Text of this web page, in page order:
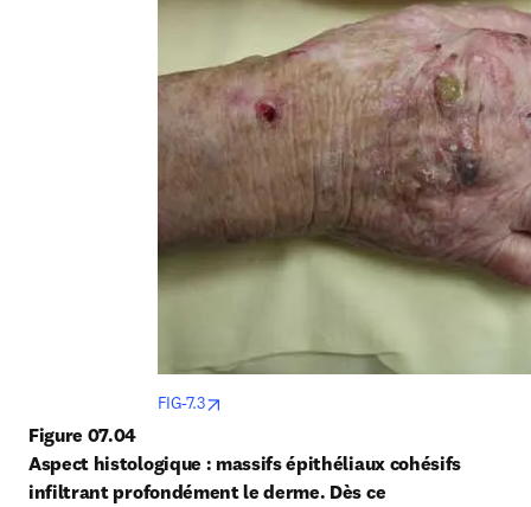
FIG-7.3
Figure 07.04
Aspect histologique : massifs épithéliaux cohésifs
infiltrant profondément le derme. Dès ce